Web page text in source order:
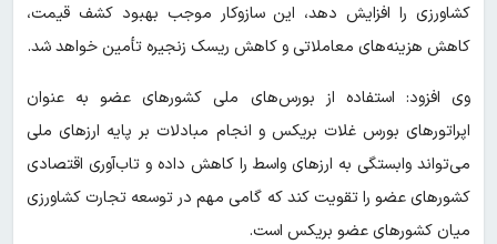
کشاورزی را افزایش دهد، این سازوکار موجب بهبود کشف قیمت،
کاهش هزینه‌های معاملاتی و کاهش ریسک زنجیره تأمین خواهد شد.
وی افزود: استفاده از بورس‌های ملی کشورهای عضو به عنوان
اپراتورهای بورس غلات بریکس و انجام مبادلات بر پایه ارزهای ملی
می‌تواند وابستگی به ارزهای واسط را کاهش داده و تاب‌آوری اقتصادی
کشورهای عضو را تقویت کند که گامی مهم در توسعه تجارت کشاورزی
میان کشورهای عضو بریکس است.